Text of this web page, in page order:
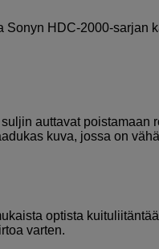
Sonyn HDC-2000-sarjan
auttavat
kuva, jossa on
optista
varten.